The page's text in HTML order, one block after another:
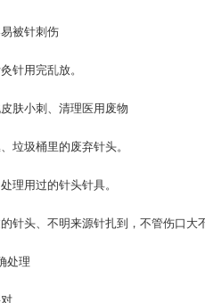
被针刺伤
针用完乱放。
肤小刺、清理医用废物
垃圾桶里的废弃针头。
理用过的针头针具。
针头、不明来源针扎到，不管伤口大
处理